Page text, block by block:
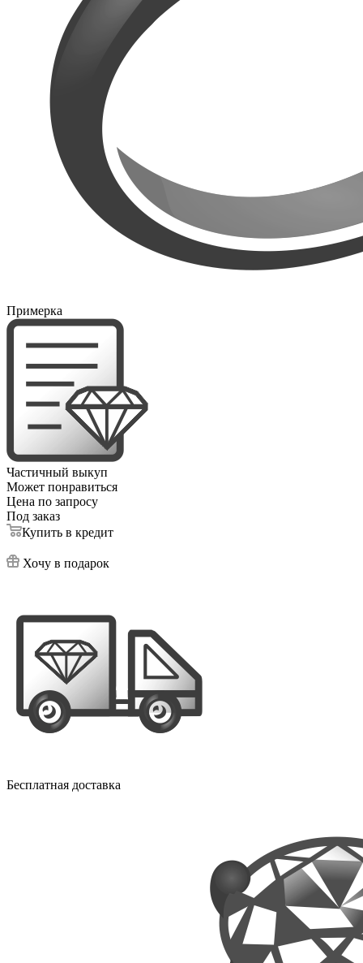
Примерка
Частичный выкуп
Может понравиться
Цена по запросу
Под заказ
Купить в кредит
Хочу в подарок
Бесплатная доставка